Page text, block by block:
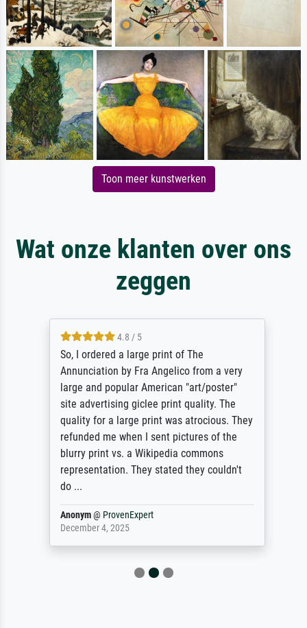
Toon meer kunstwerken
Wat onze klanten over ons
zeggen
4.8 / 5
So, I ordered a large print of The
Annunciation by Fra Angelico from a very
large and popular American "art/poster"
site advertising giclee print quality. The
quality for a large print was atrocious. They
refunded me when I sent pictures of the
blurry print vs. a Wikipedia commons
representation. They stated they couldn't
do ...
Anonym@ProvenExpert
December 4, 2025